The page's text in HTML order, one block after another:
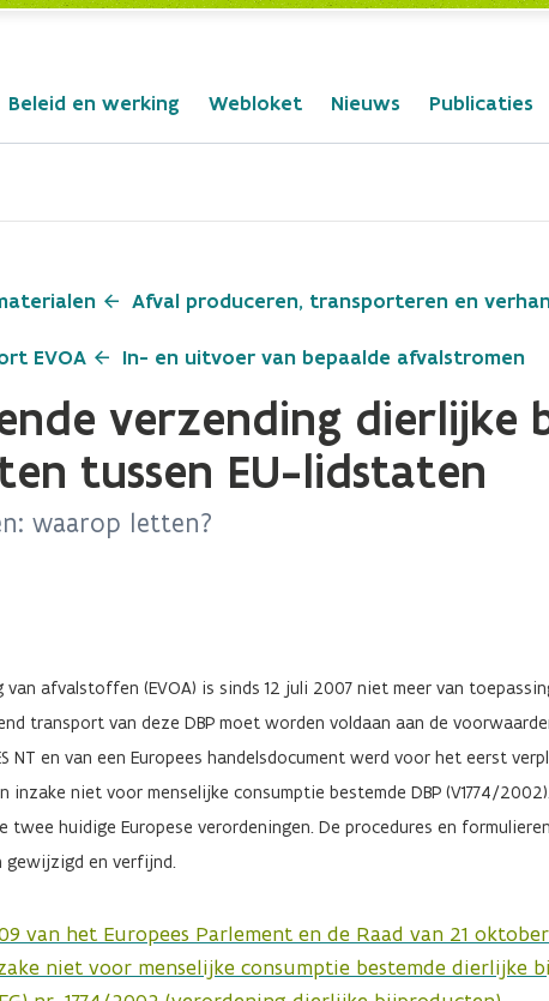
Beleid en werking Webloket Nieuws Publicaties
Afval produceren, transporteren en
EVOA In- en uitvoer van bepaalde afvalstromen
verzending dierlijke
tussen EU-lidstaten
waarop letten?
afvalstoffen (EVOA) is sinds 12 juli 2007 niet meer van
transport van deze DBP moet worden voldaan aan de
NT en van een Europees handelsdocument werd voor het eerst
niet voor menselijke consumptie bestemde DBP (V1774/
twee huidige Europese verordeningen. De procedures en
gewijzigd en verfijnd.
van het Europees Parlement en de Raad van 21
niet voor menselijke consumptie bestemde